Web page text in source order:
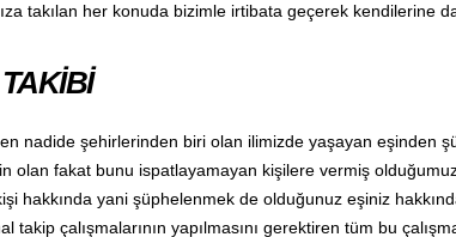
takılan her konuda bizimle irtibata geçerek kendilerine
nadide şehirlerinden biri olan ilimizde yaşayan eşinden
olan fakat bunu ispatlayamayan kişilere vermiş
hakkında yani şüphelenmek de olduğunuz eşiniz
takip çalışmalarının yapılmasını gerektiren tüm bu